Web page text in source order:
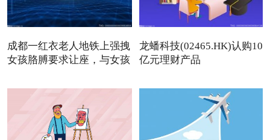
成都一红衣老人地铁上强拽
女孩胳膊要求让座，与女孩
龙蟠科技(02465.HK)认购10
亿元理财产品